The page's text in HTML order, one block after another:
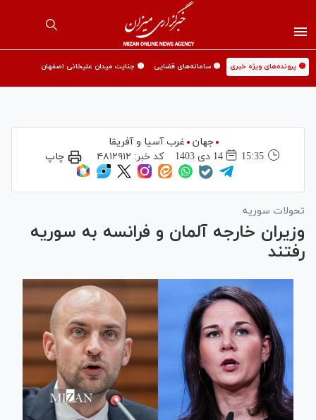
🟡 پرونده‌های ویژه خبری 🟡 سامانه‌های قضایی 🟡 جنایت میدان علیخانی اصفهان
جهان
غرب آسیا و آفریقا
15:35
14 دی 1403 کد خبر: ۴۸۱۲۹۱۲ چاپ
تحولات سوریه
وزیران خارجه آلمان و فرانسه به سوریه
رفتند